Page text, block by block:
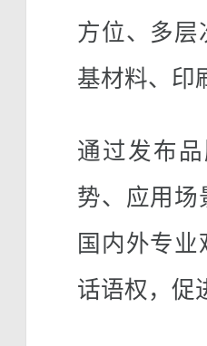
方位、多层
基材料、印
通过发布
势、应用场
国内外专
话语权，促